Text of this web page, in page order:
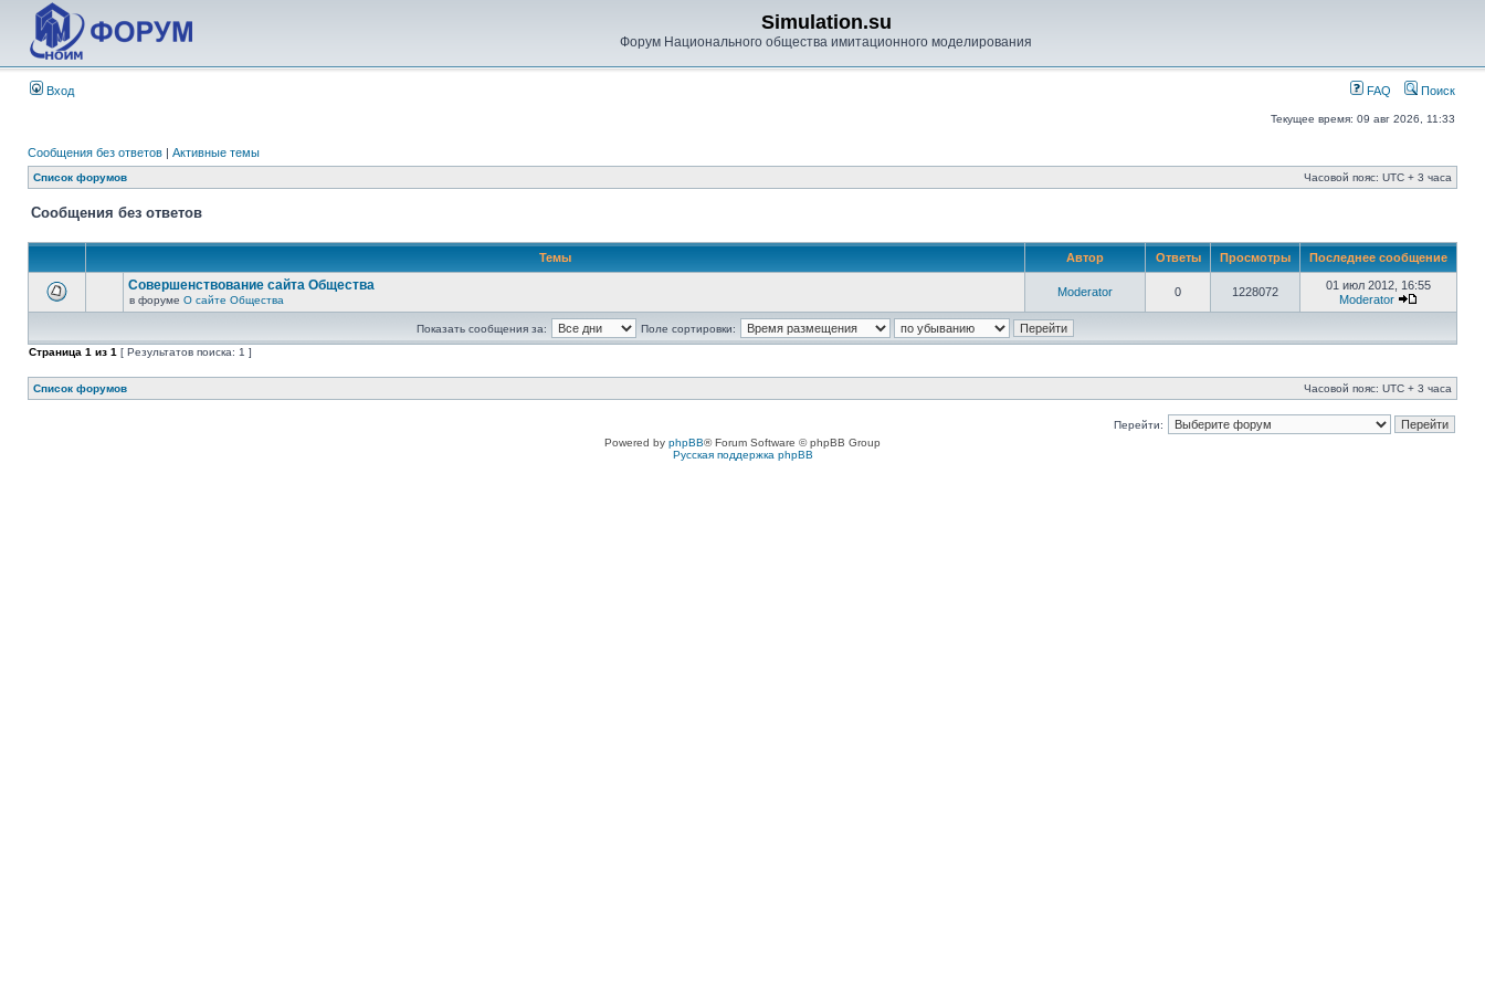
Simulation.su
Форум Национального общества имитационного моделирования
Вход FAQ Поиск
Текущее время: 09 авг 2026, 11:33
Сообщения без ответов | Активные темы
Список форумов Часовой пояс: UTC + 3 часа
Сообщения без ответов
Темы Автор Ответы Просмотры Последнее сообщение
Совершенствование сайта Общества
в форуме О сайте Общества
Moderator 0 1228072
01 июл 2012, 16:55
Moderator
Показать сообщения за:
Поле сортировки:
Страница 1 из 1 [ Результатов поиска: 1 ]
Список форумов Часовой пояс: UTC + 3 часа
Перейти:
Powered by phpBB® Forum Software © phpBB Group
Русская поддержка phpBB